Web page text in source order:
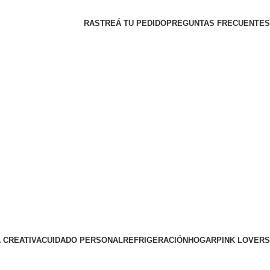
RASTREÁ TU PEDIDOPREGUNTAS FRECUENTES
CREATIVACUIDADO PERSONALREFRIGERACIÓN HOGARPINK LOVERS